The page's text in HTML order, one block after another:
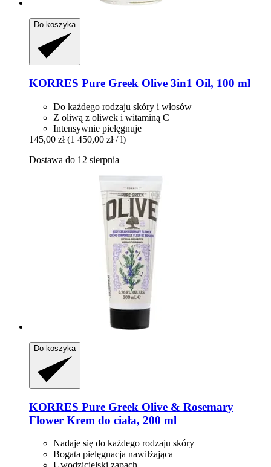
Do koszyka
KORRES Pure Greek Olive 3in1 Oil, 100 ml
Do każdego rodzaju skóry i włosów
Z oliwą z oliwek i witaminą C
Intensywnie pielęgnuje
145,00 zł (1 450,00 zł / l)
Dostawa do 12 sierpnia
Do koszyka
KORRES Pure Greek Olive & Rosemary
Flower Krem do ciała, 200 ml
Nadaje się do każdego rodzaju skóry
Bogata pielęgnacja nawilżająca